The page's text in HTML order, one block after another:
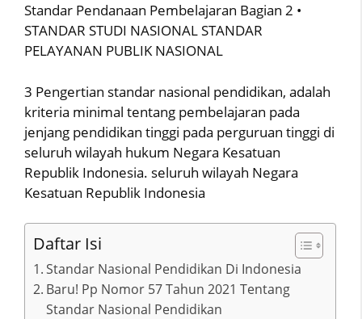
Standar Pendanaan Pembelajaran Bagian 2 •
STANDAR STUDI NASIONAL STANDAR
PELAYANAN PUBLIK NASIONAL
3 Pengertian standar nasional pendidikan, adalah
kriteria minimal tentang pembelajaran pada
jenjang pendidikan tinggi pada perguruan tinggi di
seluruh wilayah hukum Negara Kesatuan
Republik Indonesia. seluruh wilayah Negara
Kesatuan Republik Indonesia
Daftar Isi
Standar Nasional Pendidikan Di Indonesia
Baru! Pp Nomor 57 Tahun 2021 Tentang
Standar Nasional Pendidikan